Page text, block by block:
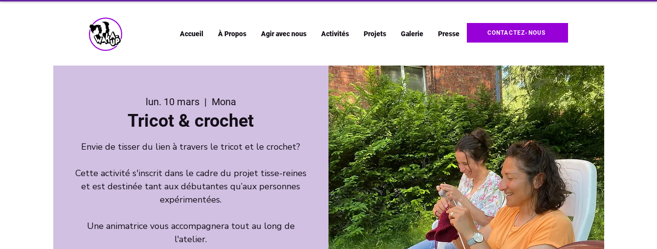
Accueil À Propos Agir avec nous Activités Projets Galerie Presse CONTACTEZ-NOUS
lun. 10 mars
  |
Mona
Tricot & crochet
Envie de tisser du lien à travers le tricot et le crochet?
Cette activité s'inscrit dans le cadre du projet tisse-reines
et est destinée tant aux débutantes qu’aux personnes
expérimentées.
Une animatrice vous accompagnera tout au long de
l'atelier.